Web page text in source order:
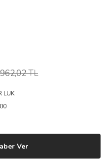
TL
LUK
Ver